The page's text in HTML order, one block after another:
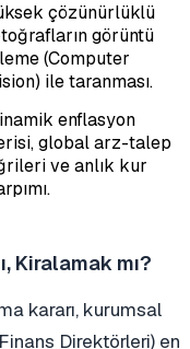
çözünürlüklü
görüntü
(Computer
ile taranması.
enflasyon
global arz-talep
ve anlık kur
Kiralamak mı?
kararı, kurumsal
Direktörleri) en